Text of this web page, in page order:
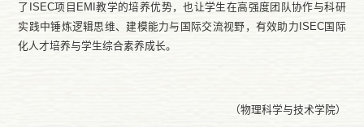
了 ISEC项目 EMI 教学的培养优势，也让学生在高强度团队协作与科研
实践中锤炼逻辑思维、建模能力与国际交流视野，有效助力 ISEC国际
化人才培养与学生综合素养成长。
（物理科学与技术学院）